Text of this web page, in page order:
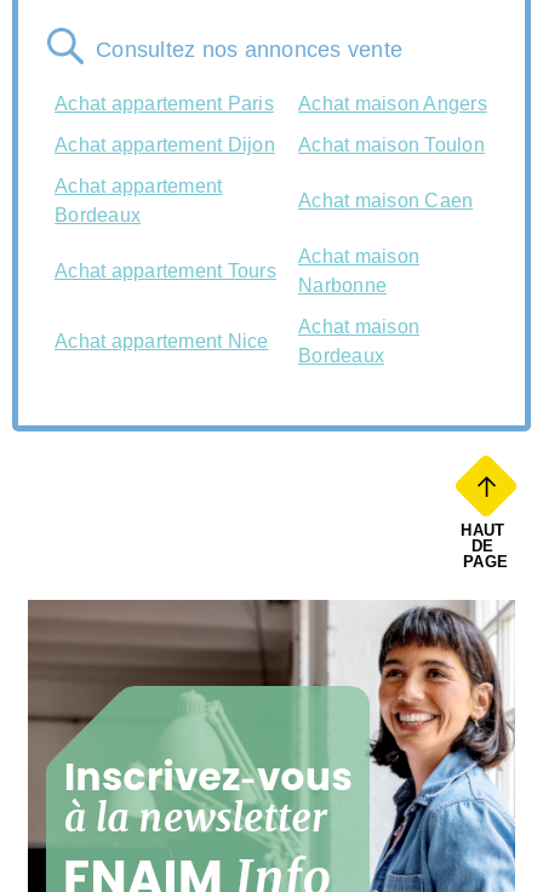
Consultez nos annonces vente
Achat appartement Paris
Achat maison Angers
Achat appartement Dijon
Achat maison Toulon
Achat appartement
Bordeaux
Achat maison Caen
Achat appartement Tours
Achat maison
Narbonne
Achat appartement Nice
Achat maison
Bordeaux
HAUT
DE
PAGE